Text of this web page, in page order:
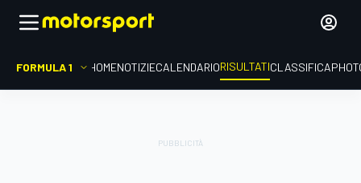
FORMULA 1 HOMENOTIZIECALENDARIORISULTATICLASSIFICA